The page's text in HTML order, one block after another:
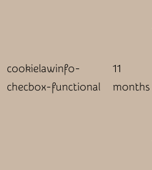
cookielawinfo-
checbox-functional
11
months